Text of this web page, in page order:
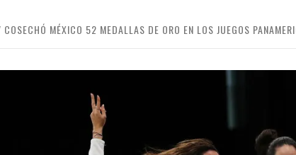
COSECHÓ MÉXICO 52 MEDALLAS DE ORO EN LOS JUEGOS